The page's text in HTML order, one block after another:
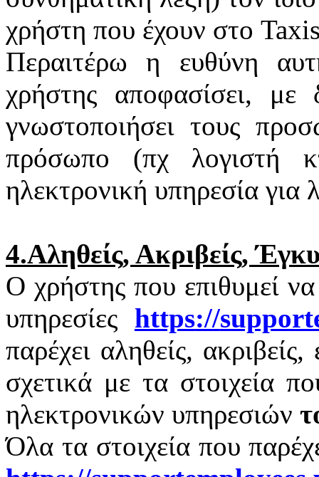
χρήστη που έχουν στο
Περαιτέρω η ευθύνη
χρήστης αποφασίσει, με
γνωστοποιήσει τους
πρόσωπο (πχ λογιστή
ηλεκτρονική υπηρεσία για
4.Αληθείς, Ακριβείς,
Ο χρήστης που επιθυμεί να
υπηρεσίες https://
παρέχει αληθείς,
σχετικά με τα στοιχεία
ηλεκτρονικών υπηρεσιών
Όλα τα στοιχεία που